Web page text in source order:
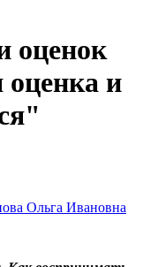
оценок
оценка и
Ольга Ивановна